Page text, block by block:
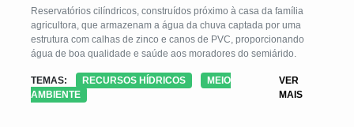
Reservatórios cilíndricos, construídos próximo à casa da família
agricultora, que armazenam a água da chuva captada por uma
estrutura com calhas de zinco e canos de PVC, proporcionando
água de boa qualidade e saúde aos moradores do semiárido.
TEMAS: RECURSOS HÍDRICOS
MEIO
AMBIENTE
VER
MAIS